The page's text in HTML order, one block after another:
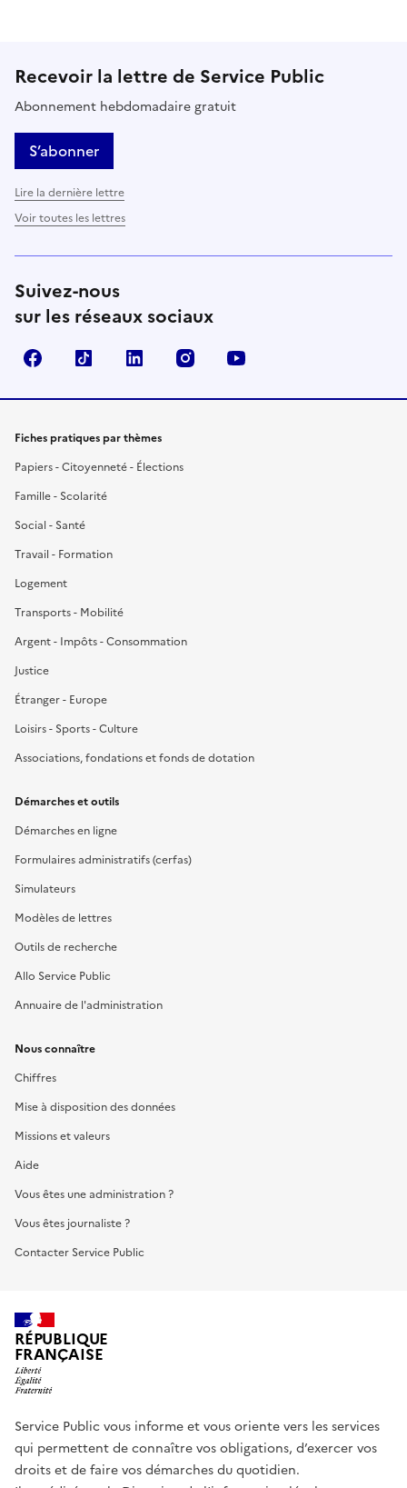
Recevoir la lettre de Service Public
Abonnement hebdomadaire gratuit
S’abonner
Lire la dernière lettre
Voir toutes les lettres
Suivez-nous
sur les réseaux sociaux
FacebookTikTok LinkedIn Instagram
Fiches pratiques par thèmes
Papiers - Citoyenneté - Élections
Famille - Scolarité
Social - Santé
Travail - Formation
Logement
Transports - Mobilité
Argent - Impôts - Consommation
Justice
Étranger - Europe
Loisirs - Sports - Culture
Associations, fondations et fonds de dotation
Démarches et outils
Démarches en ligne
Formulaires administratifs (cerfas)
Simulateurs
Modèles de lettres
Outils de recherche
Allo Service Public
Annuaire de l'administration
Nous connaître
Chiffres
Mise à disposition des données
Missions et valeurs
Aide
Vous êtes une administration ?
Vous êtes journaliste ?
Contacter Service Public
RÉPUBLIQUE
FRANÇAISE
Service Public vous informe et vous oriente vers les services
qui permettent de connaître vos obligations, d’exercer vos
droits et de faire vos démarches du quotidien.